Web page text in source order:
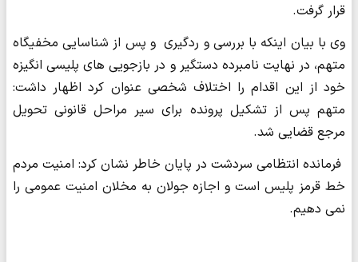
قرار گرفت.
وی با بیان اینکه با بررسی و ردگیری و پس از شناسایی مخفیگاه
متهم، در نهایت نامبرده دستگیر و در بازجویی های پلیسی انگیزه
خود از این اقدام را اختلاف شخصی عنوان کرد اظهار داشت:
متهم پس از تشکیل پرونده برای سیر مراحل قانونی تحویل
مرجع قضایی شد.
فرمانده انتظامی سردشت در پایان خاطر نشان کرد: امنیت مردم
خط قرمز پلیس است و اجازه جولان به مخلان امنیت عمومی را
نمی دهیم.